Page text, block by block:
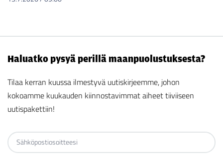
Haluatko pysyä perillä maanpuolustuksesta?
Tilaa kerran kuussa ilmestyvä uutiskirjeemme, johon
kokoamme kuukauden kiinnostavimmat aiheet tiiviiseen
uutispakettiin!